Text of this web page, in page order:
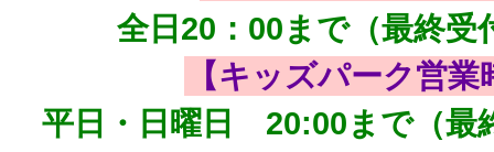
全日20：00まで（最終受
【キッズパーク営業
平日・日曜日 20:00まで（